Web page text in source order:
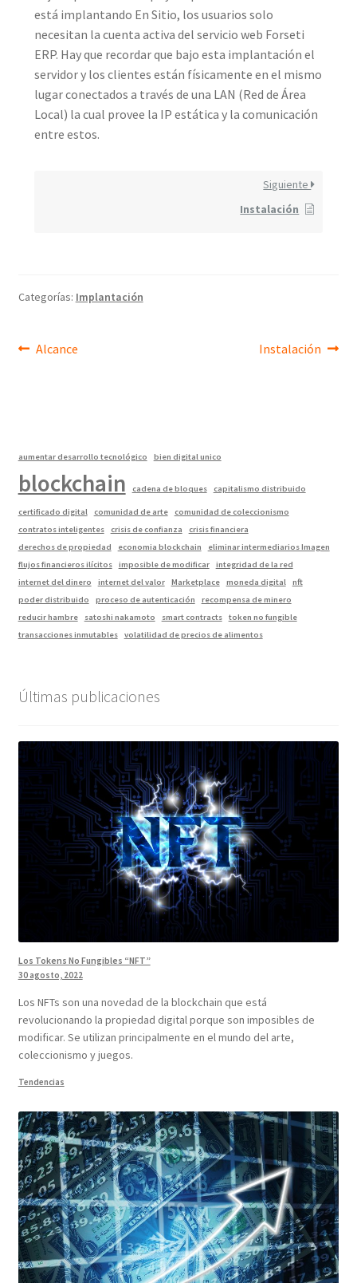
está implantando En Sitio, los usuarios solo
necesitan la cuenta activa del servicio web Forseti
ERP. Hay que recordar que bajo esta implantación el
servidor y los clientes están físicamente en el mismo
lugar conectados a través de una LAN (Red de Área
Local) la cual provee la IP estática y la comunicación
entre estos.
Siguiente
Instalación
Categorías: Implantación
Navegación
Entrada
Alcance
Siguiente
Instalación
aumentar desarrollo tecnológico bien digital unico
blockchain cadena de bloques capitalismo distribuido
certificado digital comunidad de arte
comunidad de coleccionismo
contratos inteligentes
crisis de confianza
crisis financiera
derechos de propiedad
economia blockchain
eliminar intermediarios Imagen
flujos financieros ilícitos
imposible de modificar
integridad de la red
internet del dinero
internet del valor Marketplace moneda digital
nft
poder distribuido
proceso de autenticación
recompensa de minero
reducir hambre
satoshi nakamoto smart contracts
token no fungible
transacciones inmutables
volatilidad de precios de alimentos
Últimas publicaciones
Los Tokens No Fungibles “NFT”
30 agosto, 2022
Los NFTs son una novedad de la blockchain que está
revolucionando la propiedad digital porque son imposibles de
modificar. Se utilizan principalmente en el mundo del arte,
coleccionismo y juegos.
Tendencias